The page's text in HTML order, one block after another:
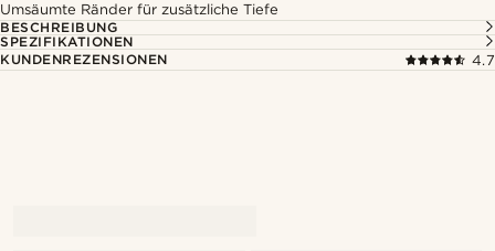
Umsäumte Ränder für zusätzliche Tiefe
BESCHREIBUNG
SPEZIFIKATIONEN
KUNDENREZENSIONEN
4.7